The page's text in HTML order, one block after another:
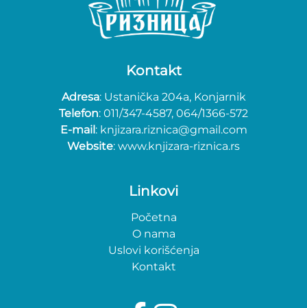
Kontakt
Adresa: Ustanička 204a, Konjarnik
Telefon: 011/347-4587, 064/1366-572
E-mail: knjizara.riznica@gmail.com
Website: www.knjizara-riznica.rs
Linkovi
Početna
O nama
Uslovi korišćenja
Kontakt